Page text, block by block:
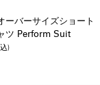
ーバーサイズショート
ツ Perform Suit
)